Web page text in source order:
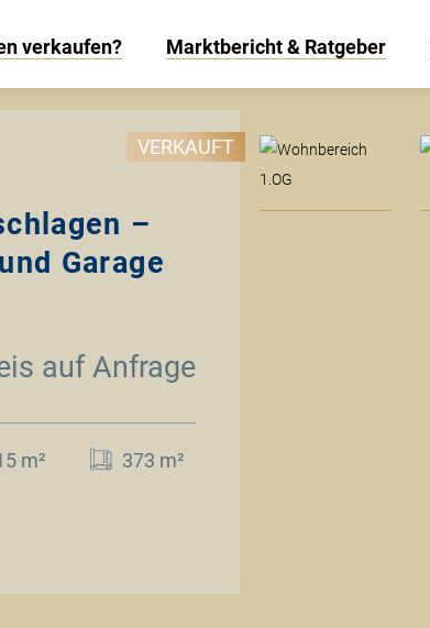
verkaufen? Marktbericht & Ratgeber
VERKAUFT
–
Garage
auf Anfrage
m² 373 m²